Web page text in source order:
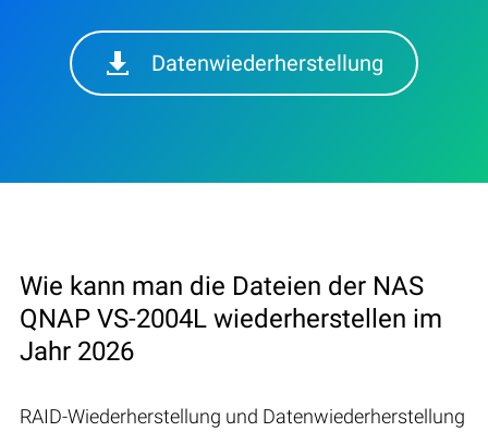
Datenwiederherstellung
Wie kann man die Dateien der NAS
QNAP VS-2004L wiederherstellen im
Jahr 2026
RAID-Wiederherstellung und Datenwiederherstellung